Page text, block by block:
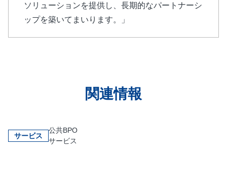
ソリューションを提供し、長期的なパートナーシ
ップを築いてまいります。」
関連情報
サービス
公共BPO
サービス